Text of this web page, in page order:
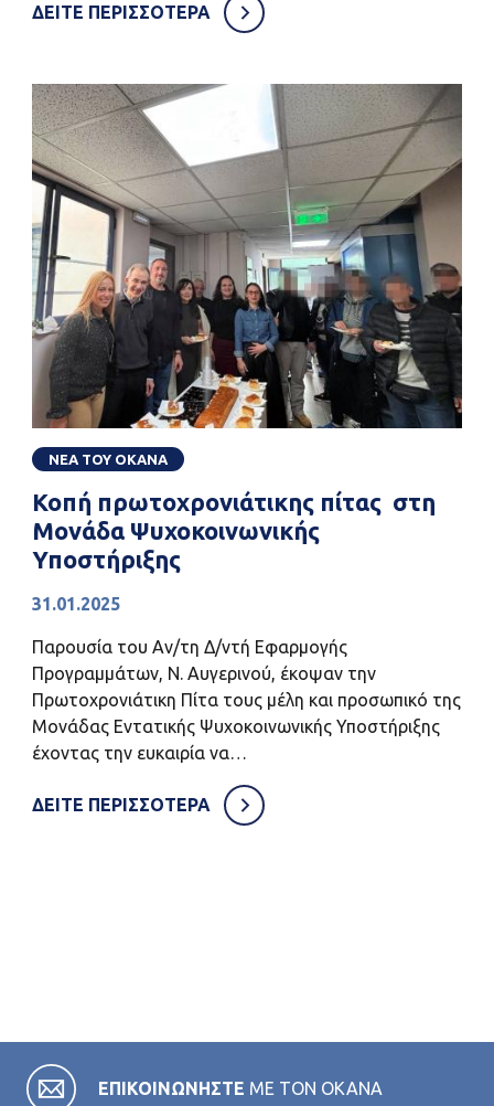
ΔΕΙΤΕ ΠΕΡΙΣΣΟΤΕΡΑ
ΝΕΑ ΤΟΥ ΟΚΑΝΑ
Κοπή πρωτοχρονιάτικης πίτας στη
Μονάδα Ψυχοκοινωνικής
Υποστήριξης
31.01.2025
Παρουσία του Αν/τη Δ/ντή Εφαρμογής
Προγραμμάτων, Ν. Αυγερινού, έκοψαν την
Πρωτοχρονιάτικη Πίτα τους μέλη και προσωπικό της
Μονάδας Εντατικής Ψυχοκοινωνικής Υποστήριξης
έχοντας την ευκαιρία να…
ΔΕΙΤΕ ΠΕΡΙΣΣΟΤΕΡΑ
ΕΠΙΚΟΙΝΩΝΗΣΤΕ ΜΕ ΤΟΝ ΟΚΑΝΑ